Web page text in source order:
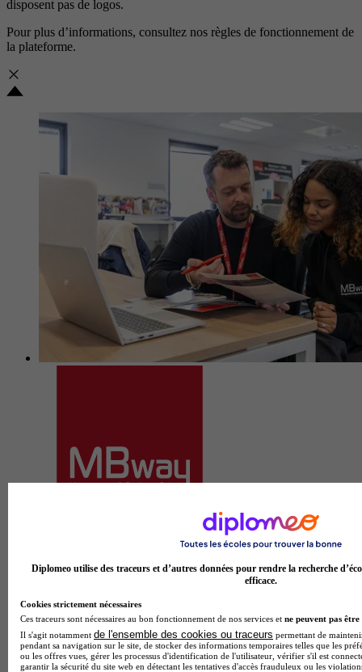
disposent pas de logos.
Pour plus d’informations, consultez nos règles de fonctionnement de
la plateforme.
Diplomeo utilise des traceurs et d’autres données pour rendre la recherche
efficace.
Cookies strictement nécessaires
Ces traceurs sont nécessaires au bon fonctionnement de nos services et ne peuvent pas être
Il s'agit notamment de l'ensemble des cookies ou traceurs permettant de
pendant sa navigation sur le site, de stocker des informations temporaires telles que les
ou les offres vues, gérer les processus d'identification de l'utilisateur, vérifier s'il est
garantir la sécurité du site web en détectant les tentatives d'accès frauduleux ou les